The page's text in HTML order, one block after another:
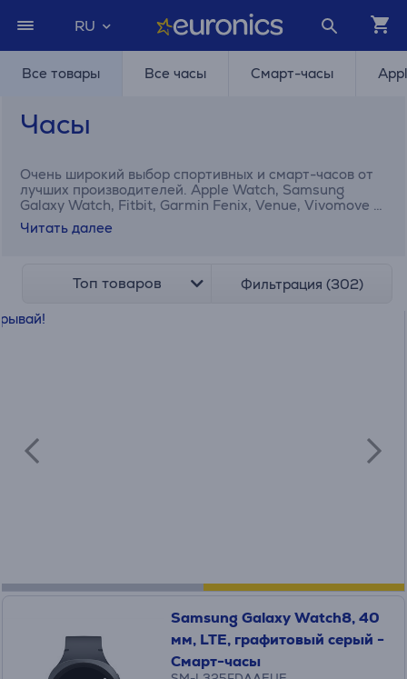
RU
Все товары Все часы Смарт-часы
Часы
Очень широкий выбор спортивных и смарт-часов от
лучших производителей. Apple Watch, Samsung
Galaxy Watch, Fitbit, Garmin Fenix, Venue, Vivomove и
другие смарт-часы Вы всегда найдете в Euronics!
Читать далее
Топ товаров Фильтрация (302)
Samsung Galaxy Watch8, 40
мм, LTE, графитовый серый -
Смарт-часы